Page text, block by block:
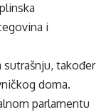
i
sutrašnju, također
doma.
parlamentu